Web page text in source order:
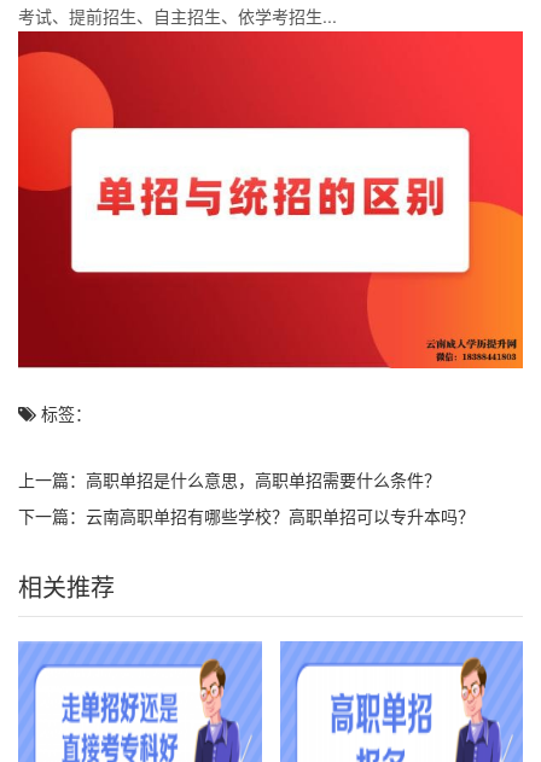
考试、提前招生、自主招生、依学考招生...
标签：
上一篇： 高职单招是什么意思，高职单招需要什么条件？
下一篇： 云南高职单招有哪些学校？高职单招可以专升本吗？
相关推荐